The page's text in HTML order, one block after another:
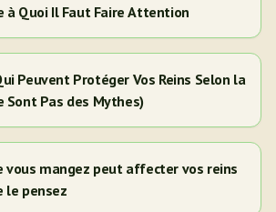
à Quoi Il Faut Faire Attention
Peuvent Protéger Vos Reins Selon la
Sont Pas des Mythes)
vous mangez peut affecter vos reins
le pensez